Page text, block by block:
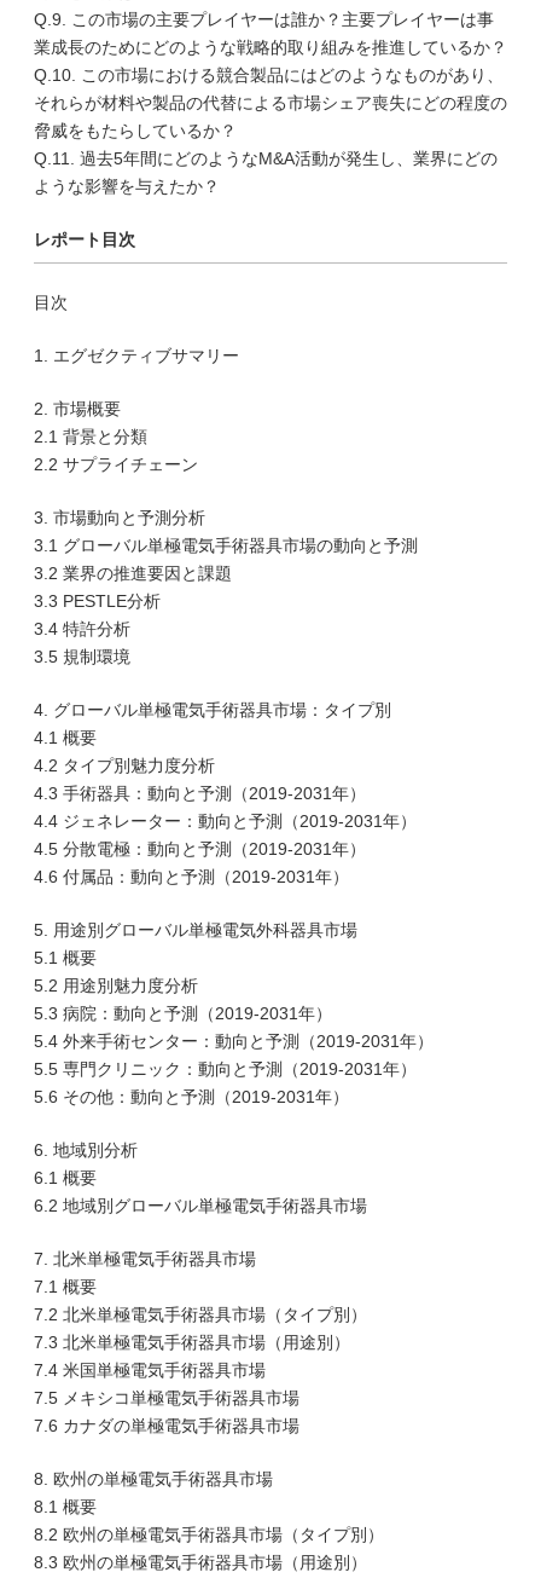
Q.9. この市場の主要プレイヤーは誰か？主要プレイヤーは事
業成長のためにどのような戦略的取り組みを推進しているか？
Q.10. この市場における競合製品にはどのようなものがあり、
それらが材料や製品の代替による市場シェア喪失にどの程度の
脅威をもたらしているか？
Q.11. 過去5年間にどのようなM&A活動が発生し、業界にどの
ような影響を与えたか？
レポート目次
目次
1. エグゼクティブサマリー
2. 市場概要
2.1 背景と分類
2.2 サプライチェーン
3. 市場動向と予測分析
3.1 グローバル単極電気手術器具市場の動向と予測
3.2 業界の推進要因と課題
3.3 PESTLE分析
3.4 特許分析
3.5 規制環境
4. グローバル単極電気手術器具市場：タイプ別
4.1 概要
4.2 タイプ別魅力度分析
4.3 手術器具：動向と予測（2019-2031年）
4.4 ジェネレーター：動向と予測（2019-2031年）
4.5 分散電極：動向と予測（2019-2031年）
4.6 付属品：動向と予測（2019-2031年）
5. 用途別グローバル単極電気外科器具市場
5.1 概要
5.2 用途別魅力度分析
5.3 病院：動向と予測（2019-2031年）
5.4 外来手術センター：動向と予測（2019-2031年）
5.5 専門クリニック：動向と予測（2019-2031年）
5.6 その他：動向と予測（2019-2031年）
6. 地域別分析
6.1 概要
6.2 地域別グローバル単極電気手術器具市場
7. 北米単極電気手術器具市場
7.1 概要
7.2 北米単極電気手術器具市場（タイプ別）
7.3 北米単極電気手術器具市場（用途別）
7.4 米国単極電気手術器具市場
7.5 メキシコ単極電気手術器具市場
7.6 カナダの単極電気手術器具市場
8. 欧州の単極電気手術器具市場
8.1 概要
8.2 欧州の単極電気手術器具市場（タイプ別）
8.3 欧州の単極電気手術器具市場（用途別）